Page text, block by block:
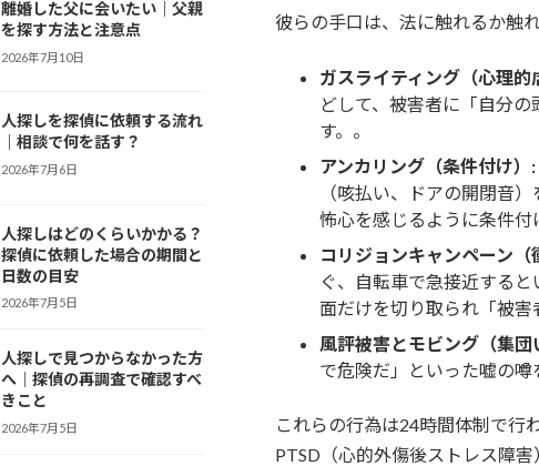
彼らの手口は、法に触れるか触
ガスライティング（心理的
どして、被害者に「自分
す。。
アンカリング（条件付け）:
（咳払い、ドアの開閉音
怖心を感じるように条件付
コリジョンキャンペーン（
ぐ、自転車で急接近する
面だけを切り取られ「被害
風評被害とモビング（集団
で危険だ」といった嘘の噂
これらの行為は24時間体制で行
PTSD（心的外傷後ストレス障害
離婚した父に会いたい｜父親
を探す方法と注意点
2026年7月10日
人探しを探偵に依頼する流れ
｜相談で何を話す？
2026年7月6日
人探しはどのくらいかかる？
探偵に依頼した場合の期間と
日数の目安
2026年7月5日
人探しで見つからなかった方
へ｜探偵の再調査で確認すべ
きこと
2026年7月5日